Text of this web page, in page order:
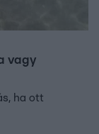
vagy
ha ott